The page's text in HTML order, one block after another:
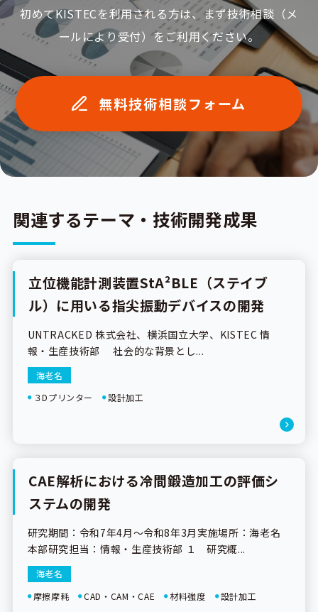
初めてKISTECを利⽤される⽅は、まず技術相談（メ
ールにより受付）をご利⽤ください。
無料技術相談フォーム
関連するテーマ・技術開発成果
研究成果
立位機能計測装置StA²BLE（ステイブ
ル）に用いる指尖振動デバイスの開発
UNTRACKED 株式会社、横浜国立大学、KISTEC 情
報・生産技術部 社会的な背景とし...
海老名
３Dプリンター
設計加工
研究成果
CAE解析における冷間鍛造加工の評価シ
ステムの開発
研究期間：令和7年4月～令和8年3月実施場所：海老名
本部研究担当：情報・生産技術部 １ 研究概...
海老名
摩擦摩耗
CAD・CAM・CAE 材料強度 設計加工